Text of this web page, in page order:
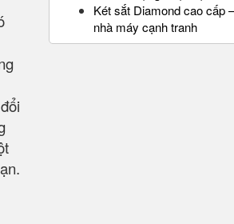
Két sắt Diamond cao cấp
nhà máy cạnh tranh